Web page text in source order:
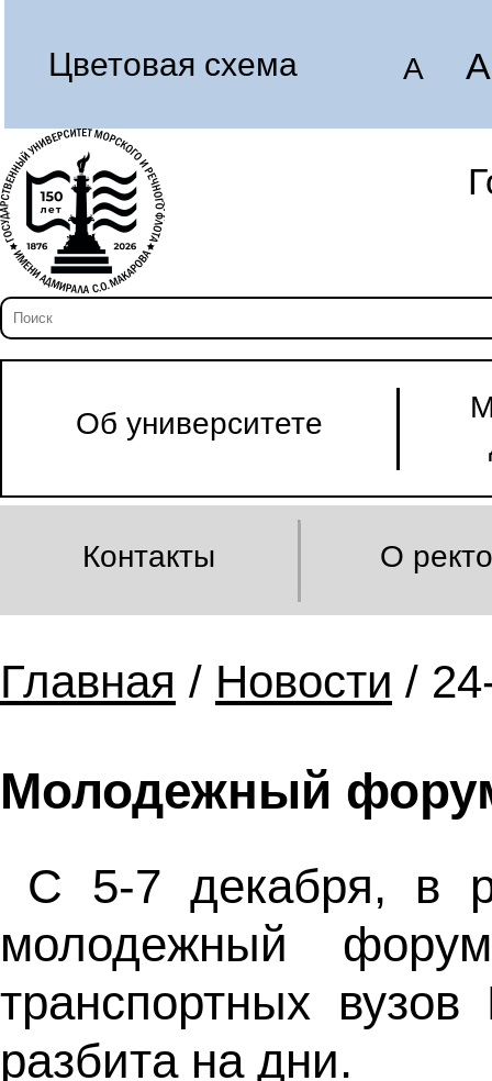
Цветовая схема A A
Об университете
Контакты О
Главная / Новости /
Молодежный
С 5-7 декабря, в
молодежный
транспортных
разбита на дни.